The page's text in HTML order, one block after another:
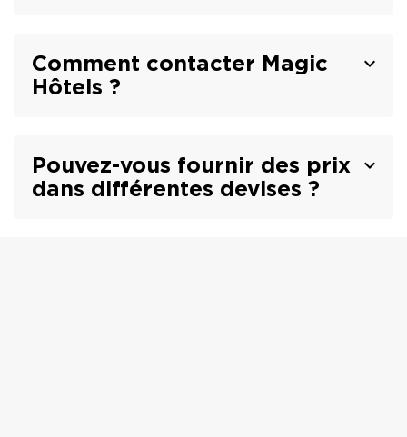
Comment contacter Magic
Hôtels ?
Pouvez-vous fournir des prix
dans différentes devises ?